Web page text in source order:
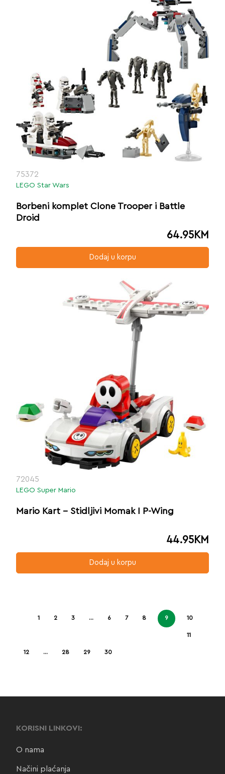
75372
LEGO Star Wars
Borbeni komplet Clone Trooper i Battle
Droid
64.95KM
Dodaj u korpu
72045
LEGO Super Mario
Mario Kart – Stidljivi Momak I P-Wing
44.95KM
Dodaj u korpu
1 2 3 … 6 7 8 9 10
11
12 … 28 29 30
KORISNI LINKOVI:
O nama
Načini plaćanja